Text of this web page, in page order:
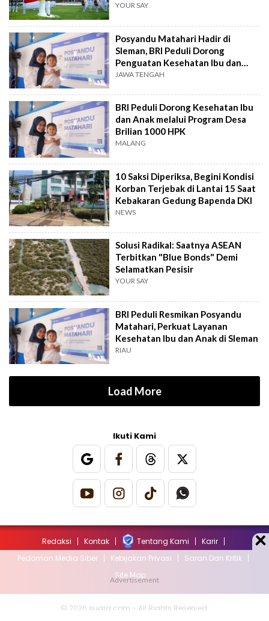
YOUR SAY
Posyandu Matahari Hadir di
Sleman, BRI Peduli Dorong
Penguatan Kesehatan Ibu dan
Anak
JAWA TENGAH
BRI Peduli Dorong Kesehatan Ibu
dan Anak melalui Program Desa
Brilian 1000 HPK
MALANG
10 Saksi Diperiksa, Begini Kondisi
Korban Terjebak di Lantai 15 Saat
Kebakaran Gedung Bapenda DKI
NEWS
Solusi Radikal: Saatnya ASEAN
Terbitkan "Blue Bonds" Demi
Selamatkan Pesisir
YOUR SAY
BRI Peduli Resmikan Posyandu
Matahari, Perkuat Layanan
Kesehatan Ibu dan Anak di Sleman
RIAU
Load More
Ikuti Kami
Redaksi Kontak Tentang Kami
Karir
Pedoman Media Siber
Kebijakan Privasi
Saran Dan Kritik
Site Map
© 2026 suara.com - All Rights Reserved.